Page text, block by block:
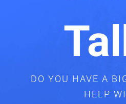
DO YOU HAVE A
HELP